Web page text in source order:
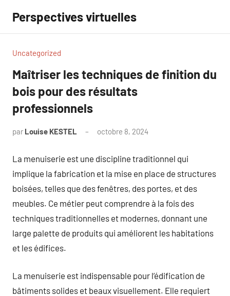
contenu
Perspectives virtuelles
Uncategorized
Maîtriser les techniques de finition du
bois pour des résultats
professionnels
par Louise KESTEL octobre 8, 2024
La menuiserie est une discipline traditionnel qui
implique la fabrication et la mise en place de structures
boisées, telles que des fenêtres, des portes, et des
meubles. Ce métier peut comprendre à la fois des
techniques traditionnelles et modernes, donnant une
large palette de produits qui améliorent les habitations
et les édifices.
La menuiserie est indispensable pour l’édification de
bâtiments solides et beaux visuellement. Elle requiert